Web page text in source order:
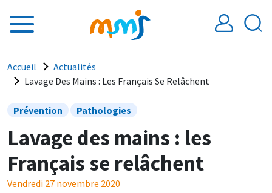
Fil d'Ariane
Accueil
Actualités
Lavage Des Mains : Les Français Se Relâchent
Prévention Pathologies
Lavage des mains : les
Français se relâchent
Vendredi 27 novembre 2020